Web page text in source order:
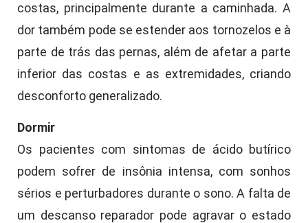
costas, principalmente durante a caminhada. A
dor também pode se estender aos tornozelos e à
parte de trás das pernas, além de afetar a parte
inferior das costas e as extremidades, criando
desconforto generalizado.
Dormir
Os pacientes com sintomas de ácido butírico
podem sofrer de insônia intensa, com sonhos
sérios e perturbadores durante o sono. A falta de
um descanso reparador pode agravar o estado